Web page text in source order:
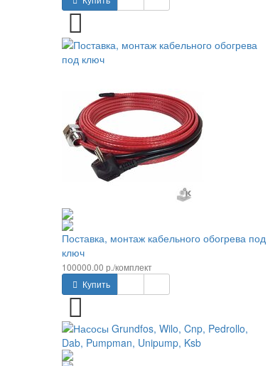
Поставка, монтаж кабельного обогрева под
ключ
100000.00 р./комплект
Купить